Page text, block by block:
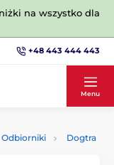
na wszystko dla
+48 443 444 443
Menu
Odbiorniki Dogtra